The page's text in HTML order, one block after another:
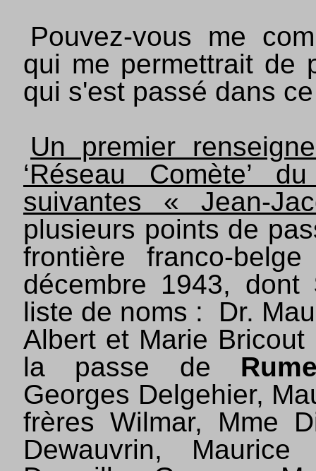
Pouvez-vous me
qui me permettrait de
qui s'est passé dans
Un premier
‘Réseau Comète’
suivantes « Jean-
plusieurs points de
frontière franco-
décembre 1943, dont
liste de noms :
Dr.
Albert et Marie
la passe de
Georges Delgehier,
frères Wilmar, Mme
Dewauvrin,